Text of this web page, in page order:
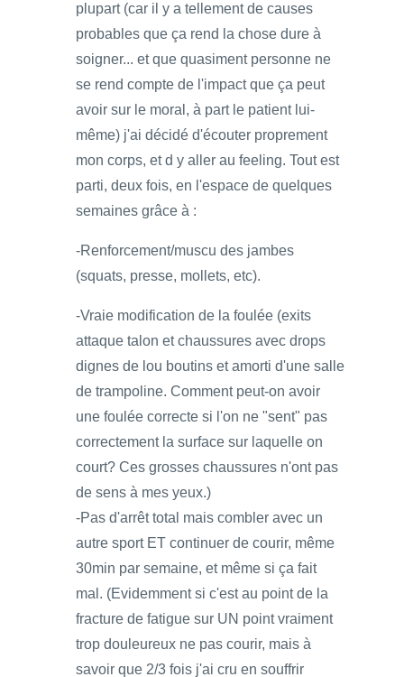
plupart (car il y a tellement de causes
probables que ça rend la chose dure à
soigner... et que quasiment personne ne
se rend compte de l'impact que ça peut
avoir sur le moral, à part le patient lui-
même) j'ai décidé d'écouter proprement
mon corps, et d y aller au feeling. Tout est
parti, deux fois, en l'espace de quelques
semaines grâce à :
-Renforcement/muscu des jambes
(squats, presse, mollets, etc).
-Vraie modification de la foulée (exits
attaque talon et chaussures avec drops
dignes de lou boutins et amorti d'une salle
de trampoline. Comment peut-on avoir
une foulée correcte si l'on ne "sent" pas
correctement la surface sur laquelle on
court? Ces grosses chaussures n'ont pas
de sens à mes yeux.)
-Pas d'arrêt total mais combler avec un
autre sport ET continuer de courir, même
30min par semaine, et même si ça fait
mal. (Evidemment si c'est au point de la
fracture de fatigue sur UN point vraiment
trop douleureux ne pas courir, mais à
savoir que 2/3 fois j'ai cru en souffrir